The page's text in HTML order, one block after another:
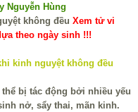
Nguyễn Hùng
Xem tử vi
theo ngày sinh !!!
bị tác động bởi nhiều yếu
nở, sẩy thai, mãn kinh.